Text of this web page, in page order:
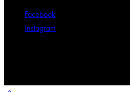
Facebook
Instagram